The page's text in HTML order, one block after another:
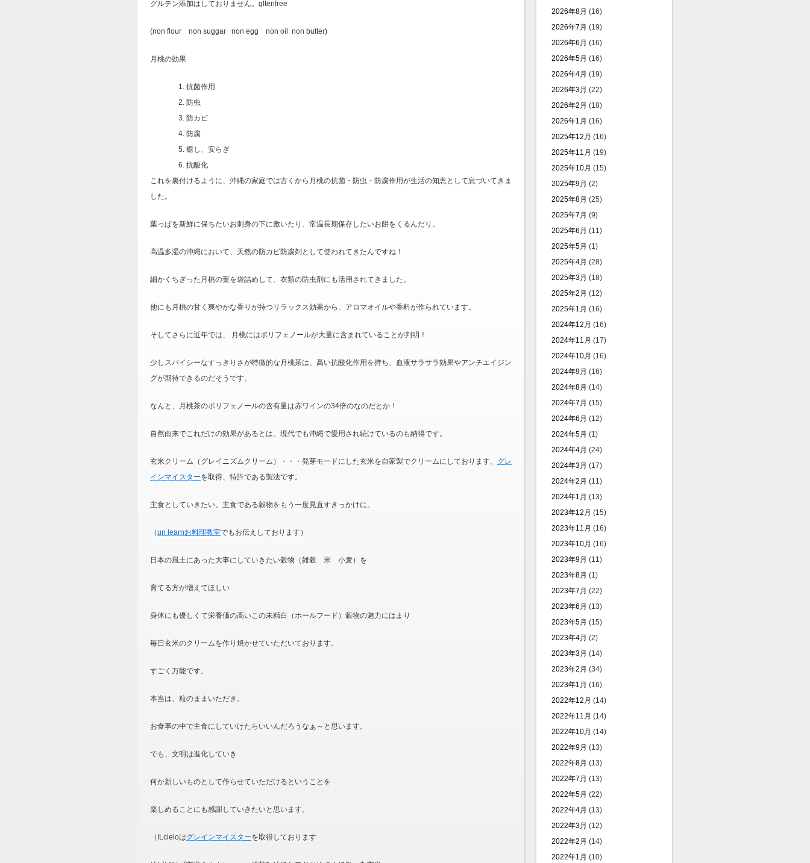
グルテン添加はしておりません。gltenfree
(non flour non suggar non egg non oil non butter)
月桃の効果
抗菌作用
防虫
防カビ
防腐
癒し、安らぎ
抗酸化
これを裏付けるように、沖縄の家庭では古くから 月桃の抗菌・防虫・防腐作用が生活の知恵として息づいてきま
した。
葉っぱを新鮮に保ちたいお刺身の下に敷いたり、常温長期保存したいお餅をくるんだり。
高温多湿の沖縄において、天然の防カビ防腐剤として使われてきたんですね！
細かくちぎった月桃の葉を袋詰めして、衣類の防虫剤にも活用されてきました。
他にも月桃の甘く爽やかな香りが持つリラックス効果から、アロマオイルや香料が作られています。
そしてさらに近年では、 月桃にはポリフェノールが大量に含まれていることが判明！
少しスパイシーなすっきりさが特徴的な月桃茶は、 高い抗酸化作用 を持ち、血液サラサラ効果やアンチエイジン
グが期待できるのだそうです。
なんと、月桃茶のポリフェノールの含有量は赤ワインの34倍のなのだとか！
自然由来でこれだけの効果があるとは、現代でも沖縄で愛用され続けているのも納得です。
玄米クリーム（グレイニズムクリーム）・・・発芽モードにした玄米を自家製でクリームにしております。 グレ
インマイスターを取得、特許である製法です。
主食としていきたい。主食である穀物をもう一度見直すきっかけに。
（un learnお料理教室でもお伝えしております）
日本の風土にあった大事にしていきたい穀物（雑穀 米 小麦）を
育てる方が増えてほしい
身体にも優しくて栄養価の高いこの未精白（ホールフード）穀物の魅力にはまり
毎日玄米のクリームを作り焼かせていただいております。
すごく万能です。
本当は、粒のままいただき。
お食事の中で主食にしていけたらいいんだろうなぁ～と思います。
でも、文明は進化していき
何か新しいものとして作らせていただけるということを
楽しめることにも感謝していきたいと思います。
（ILcieloはグレインマイスターを取得しております
2026年8月 (16)
2026年7月 (19)
2026年6月 (16)
2026年5月 (16)
2026年4月 (19)
2026年3月 (22)
2026年2月 (18)
2026年1月 (16)
2025年12月 (16)
2025年11月 (19)
2025年10月 (15)
2025年9月 (2)
2025年8月 (25)
2025年7月 (9)
2025年6月 (11)
2025年5月 (1)
2025年4月 (28)
2025年3月 (18)
2025年2月 (12)
2025年1月 (16)
2024年12月 (16)
2024年11月 (17)
2024年10月 (16)
2024年9月 (16)
2024年8月 (14)
2024年7月 (15)
2024年6月 (12)
2024年5月 (1)
2024年4月 (24)
2024年3月 (17)
2024年2月 (11)
2024年1月 (13)
2023年12月 (15)
2023年11月 (16)
2023年10月 (16)
2023年9月 (11)
2023年8月 (1)
2023年7月 (22)
2023年6月 (13)
2023年5月 (15)
2023年4月 (2)
2023年3月 (14)
2023年2月 (34)
2023年1月 (16)
2022年12月 (14)
2022年11月 (14)
2022年10月 (14)
2022年9月 (13)
2022年8月 (13)
2022年7月 (13)
2022年5月 (22)
2022年4月 (13)
2022年3月 (12)
2022年2月 (14)
2022年1月 (10)